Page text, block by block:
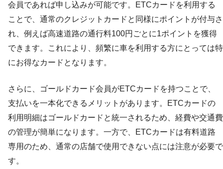
会員であれば申し込みが可能です。ETCカードを利用する
ことで、通常のクレジットカードと同様にポイントが付与さ
れ、例えば高速道路の通行料100円ごとに1ポイントを獲得
できます。これにより、頻繁に車を利用する方にとっては特
にお得なカードとなります。
さらに、ゴールドカード会員がETCカードを持つことで、
支払いを一本化できるメリットがあります。ETCカードの
利用明細はゴールドカードと統一されるため、経費や交通費
の管理が簡単になります。一方で、ETCカードは有料道路
専用のため、通常の店舗で使用できない点には注意が必要で
す。